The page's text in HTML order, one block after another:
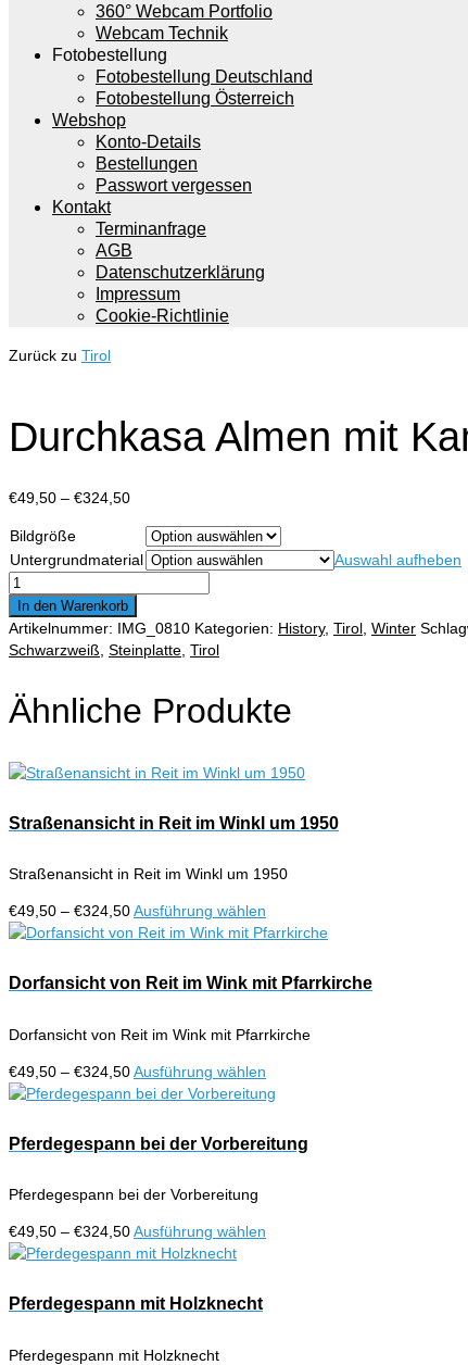
360° Webcam Portfolio
Webcam Technik
Fotobestellung
Fotobestellung Deutschland
Fotobestellung Österreich
Webshop
Konto-Details
Bestellungen
Passwort vergessen
Kontakt
Terminanfrage
AGB
Datenschutzerklärung
Impressum
Cookie-Richtlinie
Zurück zu Tirol
Durchkasa Almen mit
€49,50 – €324,50Preisspanne:
€324,50
Bildgröße
Untergrundmaterial
Auswahl aufheben
Durchkasa
Almen
mit
Kammerkörkogel
Loferer
Steinberge
In den Warenkorb
Artikelnummer: IMG_0810 Kategorien: History, Tirol Winter
Schwarzweiß Steinplatte Tirol
Ähnliche Produkte
Straßenansicht in Reit im Winkl um 1950
Straßenansicht in Reit im Winkl um 1950
€49,50 – €324,50Preisspanne:
€49,50
€324,50
Ausführung wählen
Produkt
mehrere
Varianten
Die
können
auf
Produktseite
Dorfansicht von Reit im Wink mit Pfarrkirche
Dorfansicht von Reit im Wink mit Pfarrkirche
€49,50 – €324,50Preisspanne:
€49,50
€324,50
Ausführung wählen
Produkt
mehrere
Varianten
können
Pferdegespann bei der Vorbereitung
Pferdegespann bei der Vorbereitung
€49,50 – €324,50Preisspanne:
€49,50
€324,50
Ausführung wählen
Pferdegespann mit Holzknecht
Pferdegespann mit Holzknecht